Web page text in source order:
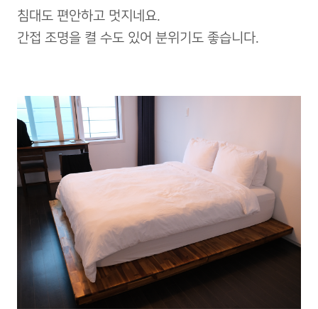
침대도 편안하고 멋지네요.
간접 조명을 켤 수도 있어 분위기도 좋습니다.